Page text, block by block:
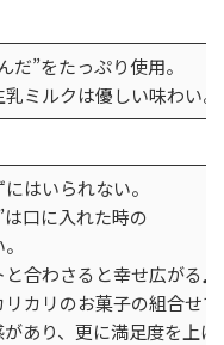
だ”をたっぷり使用。
ミルクは優しい味わい。
はいられない。
は口に入れた時の
合わさると幸せ広がる♫
カリのお菓子の組合せで
あり、更に満足度を上げ